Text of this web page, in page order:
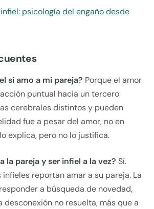
psicología del engaño desde
si amo a mi pareja? Porque el amor
puntual hacia un tercero
cerebrales distintos y pueden
fue a pesar del amor, no en
explica, pero no lo justifica.
la pareja y ser infiel a la vez? Sí.
infieles reportan amar a su pareja. La
a búsqueda de novedad,
desconexión no resuelta, más que a